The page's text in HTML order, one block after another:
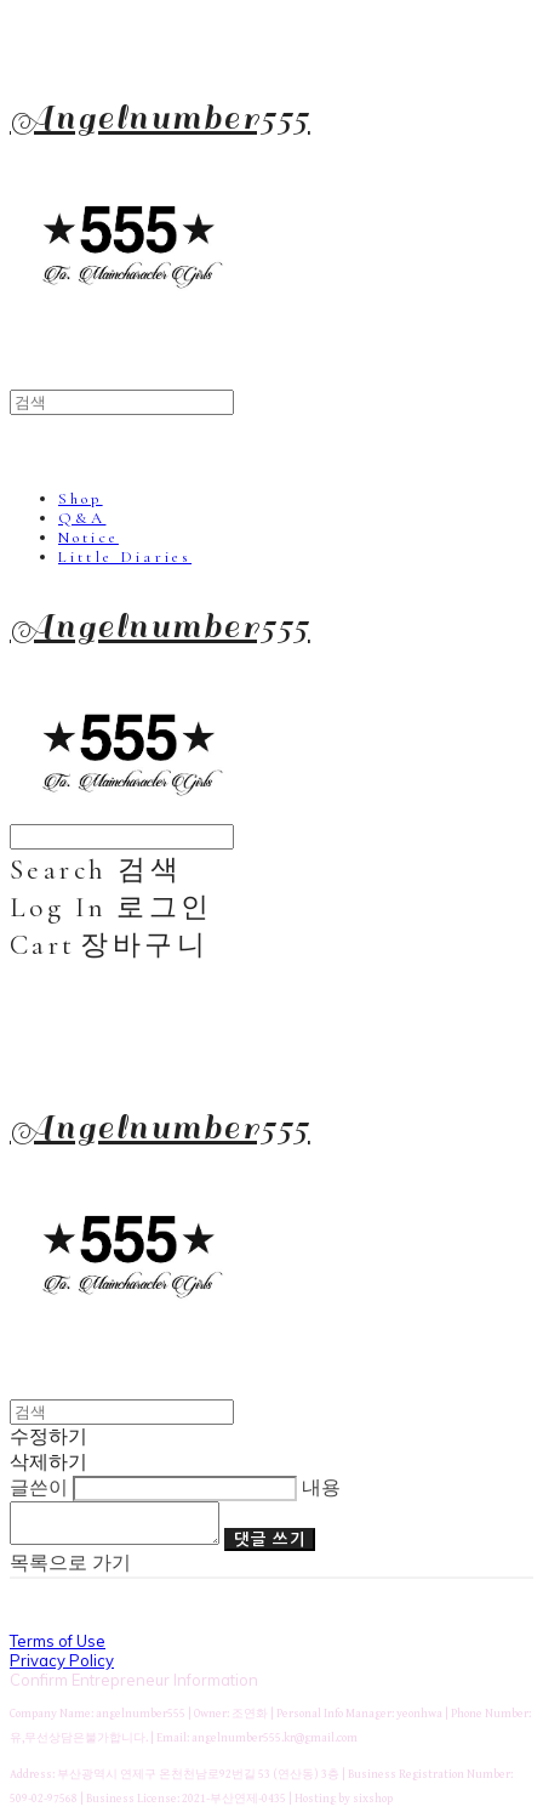
Angelnumber555
Shop
Q&A
Notice
Little Diaries
Angelnumber555
Search 검색
Log In 로그인
Cart 장바구니
Angelnumber555
수정하기
삭제하기
글쓴이
내용
댓글 쓰기
목록으로 가기
Terms of Use
Privacy Policy
Confirm Entrepreneur Information
Company Name: angelnumber555 | Owner: 조연화 | Personal Info Manager: yeonhwa | Phone Number:
유,무선상담은불가합니다. | Email: angelnumber555.kr@gmail.com
Address: 부산광역시 연제구 온천천남로92번길 53 (연산동) 3층 | Business Registration Number:
509-02-97568 | Business License:2021-부산연제-0435 | Hosting by sixshop